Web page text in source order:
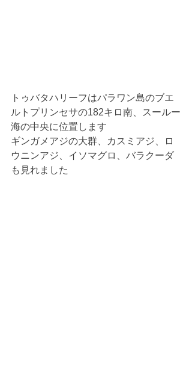
トゥバタハリーフはパラワン島のブエ
ルトプリンセサの182キロ南、スールー
海の中央に位置します
ギンガメアジの大群、カスミアジ、ロ
ウニンアジ、イソマグロ、バラクーダ
も見れました